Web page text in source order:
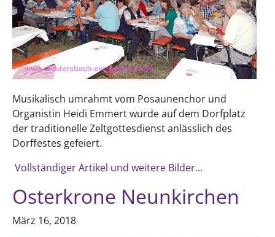
Musikalisch umrahmt vom Posaunenchor und
Organistin Heidi Emmert wurde auf dem Dorfplatz
der traditionelle Zeltgottesdienst anlässlich des
Dorffestes gefeiert.
Vollständiger Artikel und weitere Bilder...
Osterkrone Neunkirchen
März 16, 2018